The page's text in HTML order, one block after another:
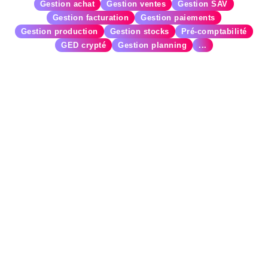
Gestion achat Gestion ventes
Gestion SAV
Gestion facturation
Gestion paiements
Gestion production
Gestion stocks
Pré-comptabilité
GED crypté
Gestion planning ...